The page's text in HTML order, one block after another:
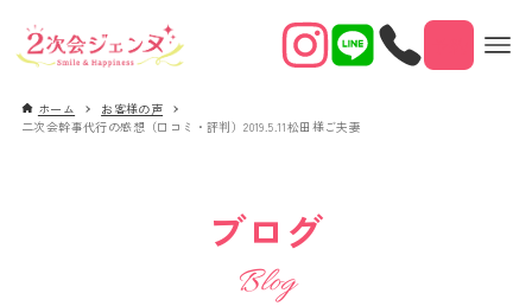
ホーム
お客様の声
二次会幹事代行の感想（口コミ・評判）2019.5.11松田様ご夫妻
ブログ
Blog